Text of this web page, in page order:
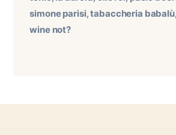
simone parisi,tabaccheria babalù,
wine not?